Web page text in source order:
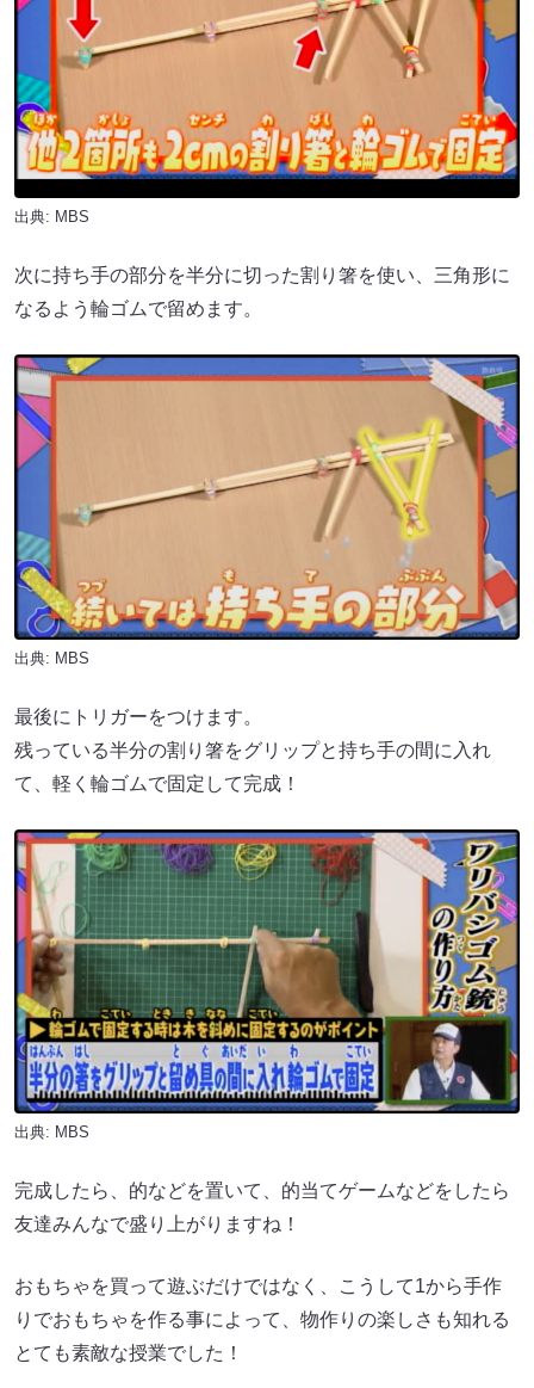
出典: MBS
次に持ち手の部分を半分に切った割り箸を使い、三角形に
なるよう輪ゴムで留めます。
出典: MBS
最後にトリガーをつけます。
残っている半分の割り箸をグリップと持ち手の間に入れ
て、軽く輪ゴムで固定して完成！
出典: MBS
完成したら、的などを置いて、的当てゲームなどをしたら
友達みんなで盛り上がりますね！
おもちゃを買って遊ぶだけではなく、こうして1から手作
りでおもちゃを作る事によって、物作りの楽しさも知れる
とても素敵な授業でした！